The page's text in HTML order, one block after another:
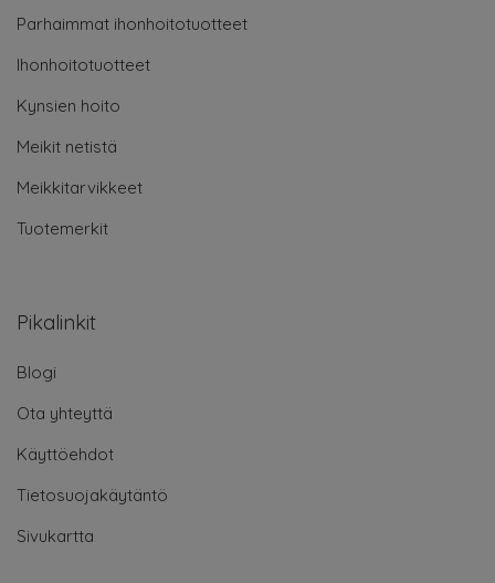
Parhaimmat ihonhoitotuotteet
Ihonhoitotuotteet
Kynsien hoito
Meikit netistä
Meikkitarvikkeet
Tuotemerkit
Pikalinkit
Blogi
Ota yhteyttä
Käyttöehdot
Tietosuojakäytäntö
Sivukartta